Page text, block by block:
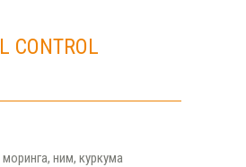
CONTROL
ним, куркума